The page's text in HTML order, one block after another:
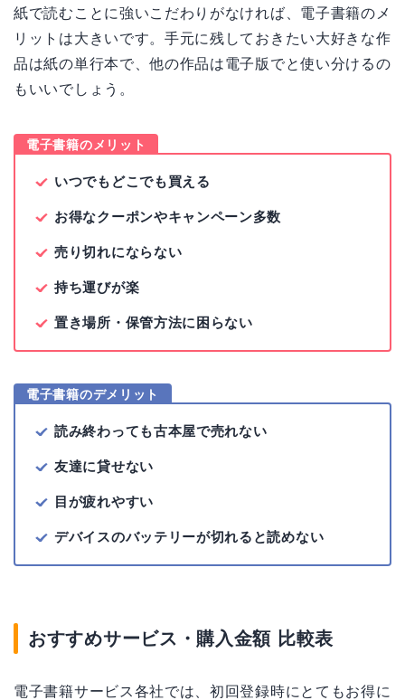
紙で読むことに強いこだわりがなければ、電子書籍のメ
リットは大きいです。手元に残しておきたい大好きな作
品は紙の単行本で、他の作品は電子版でと使い分けるの
もいいでしょう。
電子書籍のメリット
いつでもどこでも買える
お得なクーポンやキャンペーン多数
売り切れにならない
持ち運びが楽
置き場所・保管方法に困らない
電子書籍のデメリット
読み終わっても古本屋で売れない
友達に貸せない
目が疲れやすい
デバイスのバッテリーが切れると読めない
おすすめサービス・購入金額 比較表
電子書籍サービス各社では、初回登録時にとてもお得に